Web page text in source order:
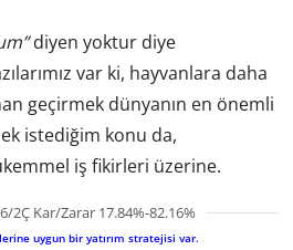
diyen yoktur diye
var ki, hayvanlara daha
geçirmek dünyanın en önemli
istediğim konu da,
iş fikirleri üzerine.
2Ç Kar/Zarar 17.84%-82.16%
uygun bir yatırım stratejisi var.